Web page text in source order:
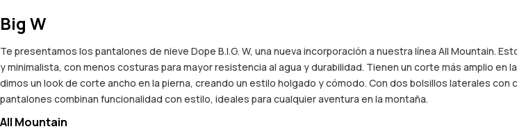
Big W
Te presentamos los pantalones de nieve Dope B.I.G. W, una nueva incorporación a nuestra línea All Mountain.
y minimalista, con menos costuras para mayor resistencia al agua y durabilidad. Tienen un corte más amplio
dimos un look de corte ancho en la pierna, creando un estilo holgado y cómodo. Con dos bolsillos laterales
pantalones combinan funcionalidad con estilo, ideales para cualquier aventura en la montaña.
All Mountain